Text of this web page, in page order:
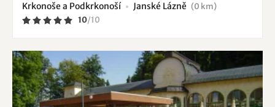
Krkonoše a Podkrkonoší Janské Lázně (0 km)
10/10